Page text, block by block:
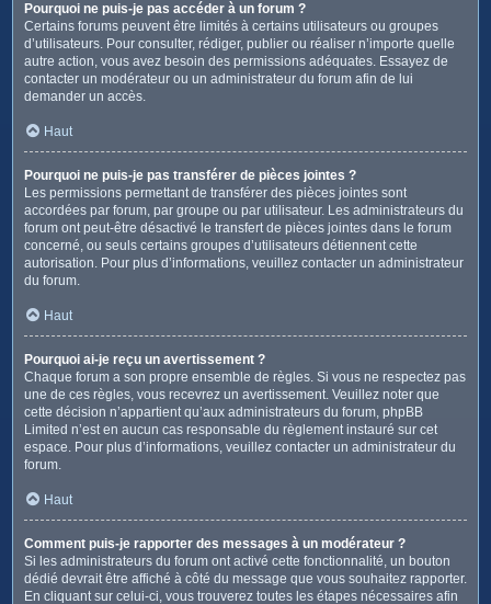
Pourquoi ne puis-je pas accéder à un forum ?
Certains forums peuvent être limités à certains utilisateurs ou groupes
d’utilisateurs. Pour consulter, rédiger, publier ou réaliser n’importe quelle
autre action, vous avez besoin des permissions adéquates. Essayez de
contacter un modérateur ou un administrateur du forum afin de lui
demander un accès.
Haut
Pourquoi ne puis-je pas transférer de pièces jointes ?
Les permissions permettant de transférer des pièces jointes sont
accordées par forum, par groupe ou par utilisateur. Les administrateurs du
forum ont peut-être désactivé le transfert de pièces jointes dans le forum
concerné, ou seuls certains groupes d’utilisateurs détiennent cette
autorisation. Pour plus d’informations, veuillez contacter un administrateur
du forum.
Haut
Pourquoi ai-je reçu un avertissement ?
Chaque forum a son propre ensemble de règles. Si vous ne respectez pas
une de ces règles, vous recevrez un avertissement. Veuillez noter que
cette décision n’appartient qu’aux administrateurs du forum, phpBB
Limited n’est en aucun cas responsable du règlement instauré sur cet
espace. Pour plus d’informations, veuillez contacter un administrateur du
forum.
Haut
Comment puis-je rapporter des messages à un modérateur ?
Si les administrateurs du forum ont activé cette fonctionnalité, un bouton
dédié devrait être affiché à côté du message que vous souhaitez rapporter.
En cliquant sur celui-ci, vous trouverez toutes les étapes nécessaires afin